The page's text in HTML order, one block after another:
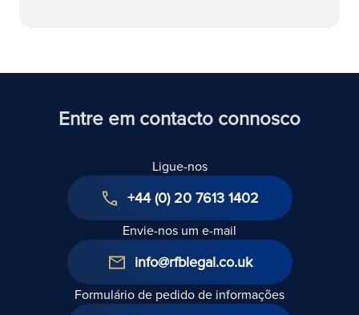
Entre em contacto connosco
Ligue-nos
+44 (0) 20 7613 1402
Envie-nos um e-mail
info@rfblegal.co.uk
Formulário de pedido de informações